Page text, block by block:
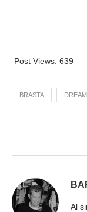
Post Views: 639
BRASTA
Al